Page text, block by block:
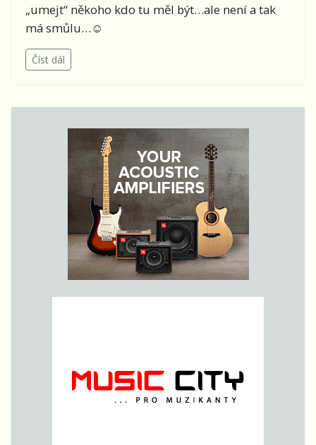
„umejt“ někoho kdo tu měl být…ale není a tak
má smůlu…☺
Číst dál